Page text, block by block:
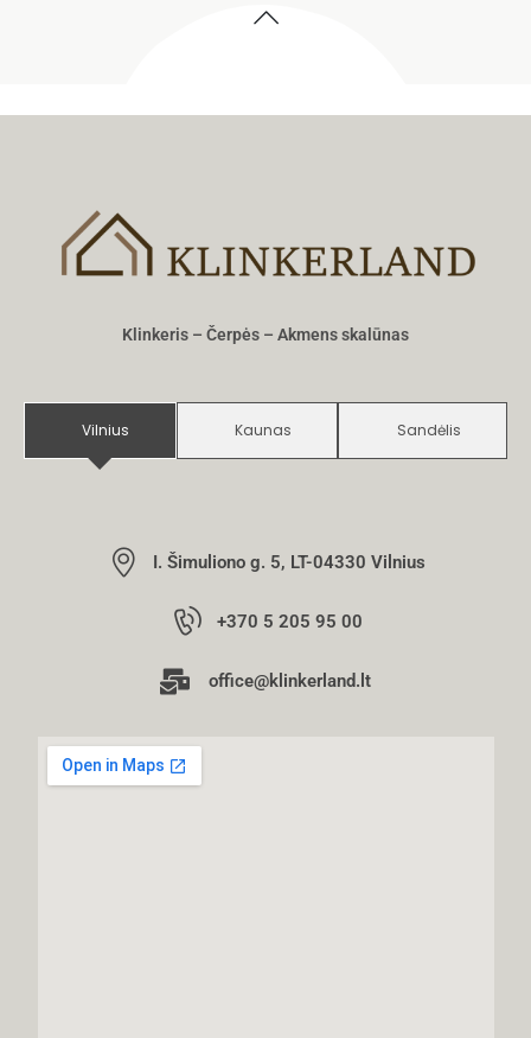
Klinkeris – Čerpės – Akmens skalūnas
Vilnius Kaunas Sandėlis
I. Šimuliono g. 5, LT-04330 Vilnius
+370 5 205 95 00
office@klinkerland.lt